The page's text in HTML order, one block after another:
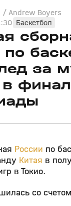
/ Andrew Boyers
Баскетбол
за
финал
России по
Китая в
в Токио.
со